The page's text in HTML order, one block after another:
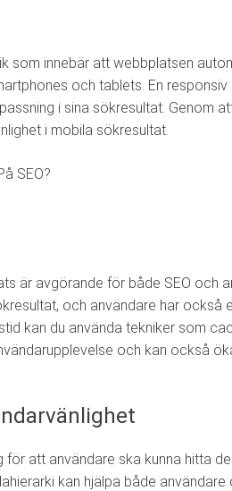
som innebär att webbplatsen
och tablets. En
i sina sökresultat. Genom
i mobila sökresultat.
är avgörande för både SEO och
och användare har också
kan du använda tekniker som
och kan också
för att användare ska kunna hitta
kan hjälpa både